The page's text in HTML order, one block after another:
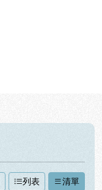
列表 清單